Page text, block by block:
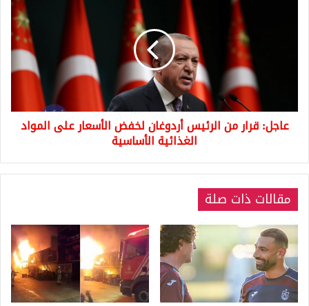
المواد
الغذائية
عاجل: قرار من الرئيس أردوغان لخفض الأسعار على المواد
الغذائية الأساسية
مقالات ذات صلة